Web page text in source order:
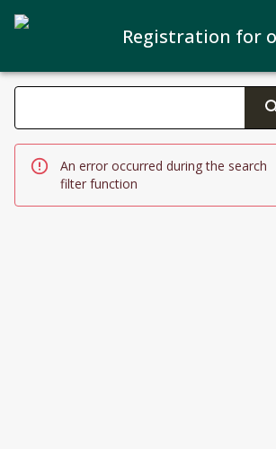
Registration for
Search filters
Changing the text triggers search
An error occurred during the search
filter function